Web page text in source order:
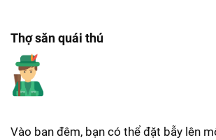
Thợ săn quái thú
Vào ban đêm, bạn có thể đặt bẫy lên